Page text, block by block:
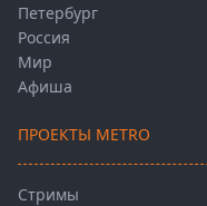
Петербург
Россия
Мир
Афиша
ПРОЕКТЫ METRO
Стримы